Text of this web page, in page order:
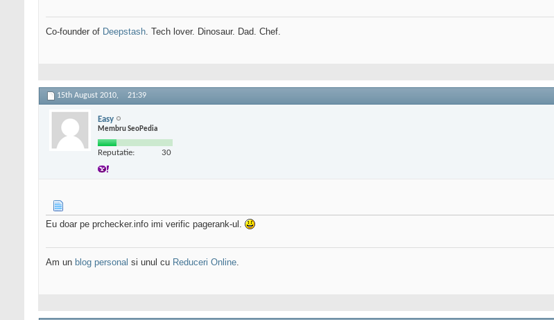
Co-founder of Deepstash. Tech lover. Dinosaur. Dad. Chef.
15th August 2010, 21:39
Easy
Membru SeoPedia
Reputatie: 30
Eu doar pe prchecker.info imi verific pagerank-ul.
Am un blog personal si unul cu Reduceri Online.